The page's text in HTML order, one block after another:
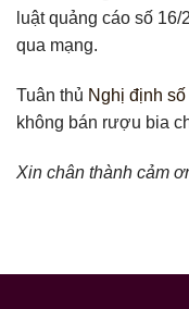
luật quảng cáo số
qua mạng.
Tuân thủ Nghị định
không bán rượu bia
Xin chân thành cảm